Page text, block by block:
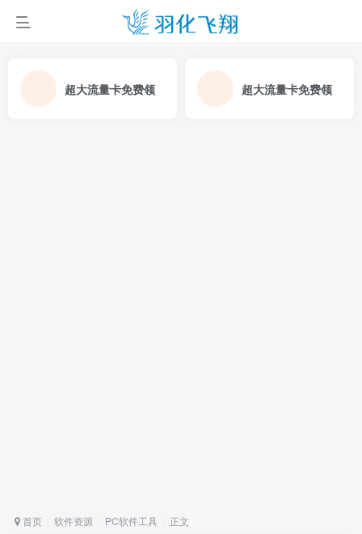
超大流量卡免费领 超大流量卡免费领
首页 软件资源 PC软件工具 正文